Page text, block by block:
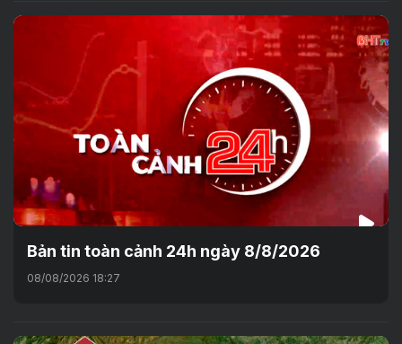
Bản tin toàn cảnh 24h ngày 8/8/2026
08/08/2026 18:27